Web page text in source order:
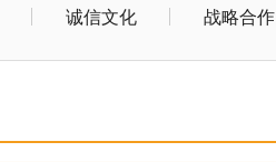
诚信文化 战略合作